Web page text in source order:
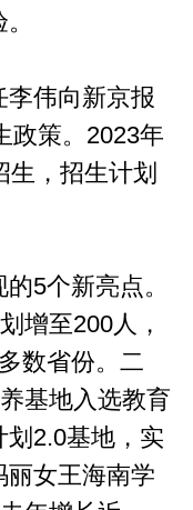
伟向新京报
政策。2023年
，招生计划
5个新亮点。
增至200人，
数省份。二
基地入选教育
2.0基地，实
丽女王海南学